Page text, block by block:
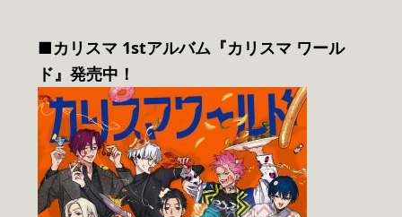
■カリスマ 1stアルバム『カリスマ ワール
ド』発売中！